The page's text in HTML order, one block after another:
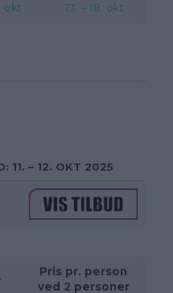
okt 17. – 18. okt
11. – 12. OKT 2025
Pris pr. person
ved 2 personer